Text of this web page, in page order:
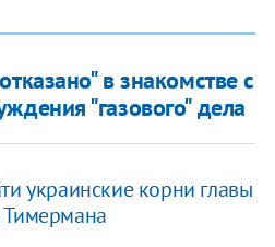
в знакомстве с
"газового" дела
украинские корни главы